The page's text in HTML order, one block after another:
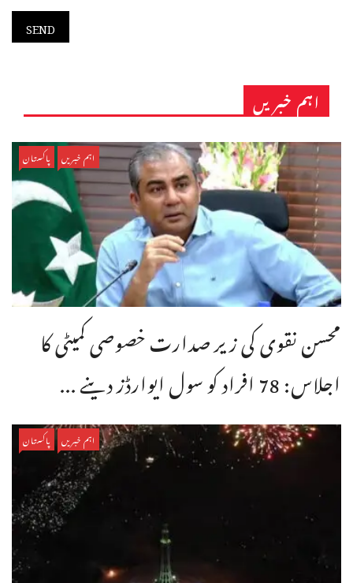
اہم خبریں
اہم خبریں پاکستان
محسن نقوی کی زیر صدارت خصوصی کمیٹی کا
اجلاس: 78 افراد کو سول ایوارڈز دینے ...
اہم خبریں پاکستان